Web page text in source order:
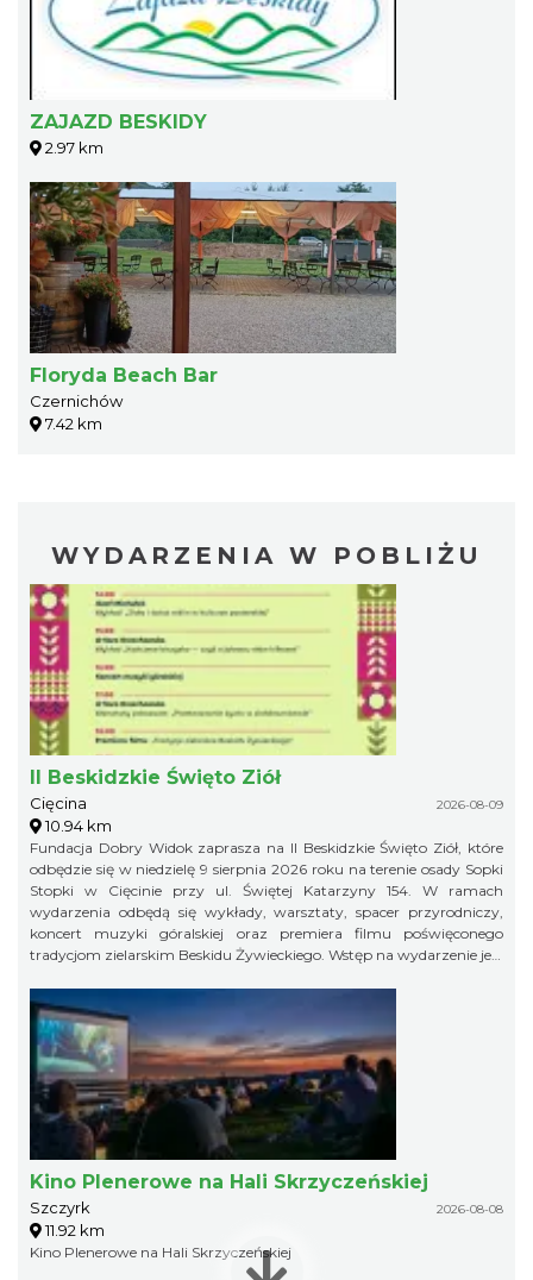
ZAJAZD BESKIDY
2.97 km
Floryda Beach Bar
Czernichów
7.42 km
WYDARZENIA W POBLIŻU
II Beskidzkie Święto Ziół
Cięcina 2026-08-09
10.94 km
Fundacja Dobry Widok zaprasza na II Beskidzkie Święto Ziół, które
odbędzie się w niedzielę 9 sierpnia 2026 roku na terenie osady Sopki
Stopki w Cięcinie przy ul. Świętej Katarzyny 154. W ramach
wydarzenia odbędą się wykłady, warsztaty, spacer przyrodniczy,
koncert muzyki góralskiej oraz premiera filmu poświęconego
tradycjom zielarskim Beskidu Żywieckiego. Wstęp na wydarzenie jest
Kino Plenerowe na Hali Skrzyczeńskiej
Szczyrk 2026-08-08
11.92 km
Kino Plenerowe na Hali Skrzyczeńskiej